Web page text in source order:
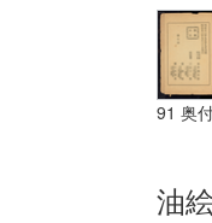
91 奥
油